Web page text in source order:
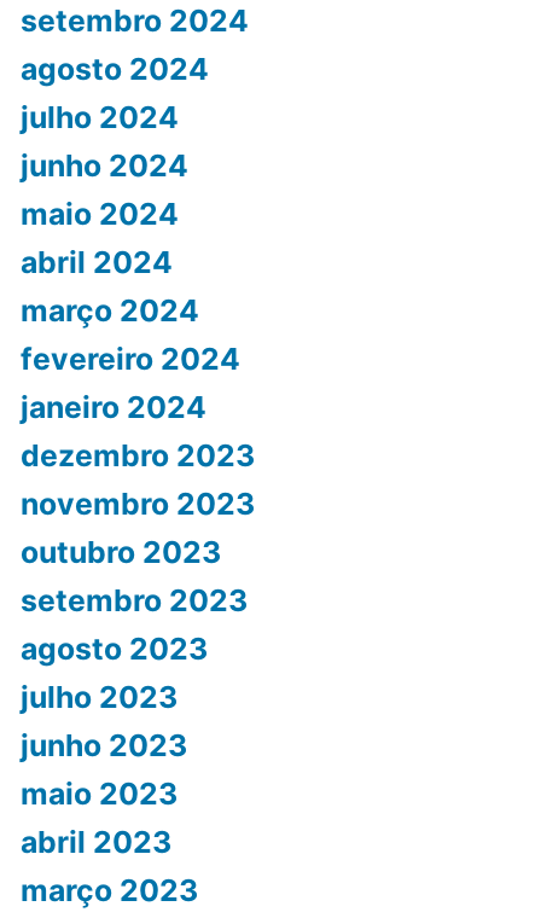
setembro 2024
agosto 2024
julho 2024
junho 2024
maio 2024
abril 2024
março 2024
fevereiro 2024
janeiro 2024
dezembro 2023
novembro 2023
outubro 2023
setembro 2023
agosto 2023
julho 2023
junho 2023
maio 2023
abril 2023
março 2023